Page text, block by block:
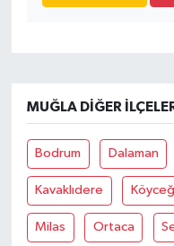
MUĞLA DIĞER
Bodrum Dalaman
Kavaklıdere
Milas Ortaca